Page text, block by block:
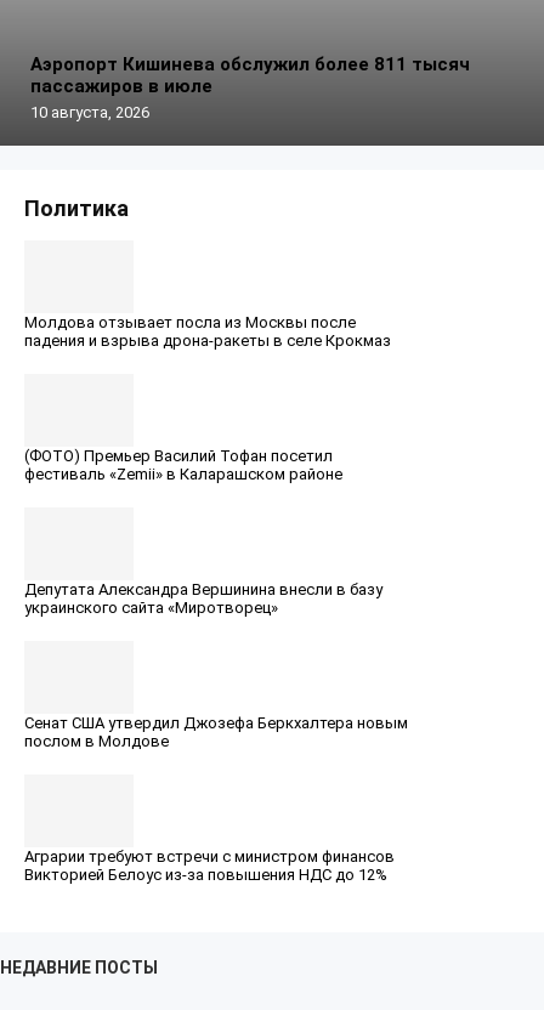
Аэропорт Кишинева обслужил более 811 тысяч
пассажиров в июле
10 августа, 2026
Политика
Молдова отзывает посла из Москвы после
падения и взрыва дрона-ракеты в селе Крокмаз
(ФОТО) Премьер Вaсилий Тофан посетил
фестиваль «Zemii» в Каларашском районе
Депутата Александра Вершинина внесли в базу
украинского сайта «Миротворец»
Сенат США утвердил Джозефа Беркхалтера новым
послом в Молдове
Аграрии требуют встречи с министром финансов
Викторией Белоус из-за повышения НДС до 12%
НЕДАВНИЕ ПОСТЫ